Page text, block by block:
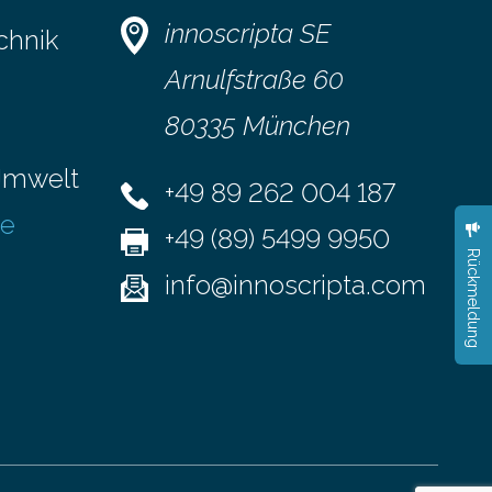
veröffentlichten Studie belegen, dass
es eindeutig die Produzenten sind. Um
innoscripta SE
Arnulfstraße 60
80335 München
+49 89 262 004 187
+49 (89) 5499 9950
info@innoscripta.com
Rückmeldung